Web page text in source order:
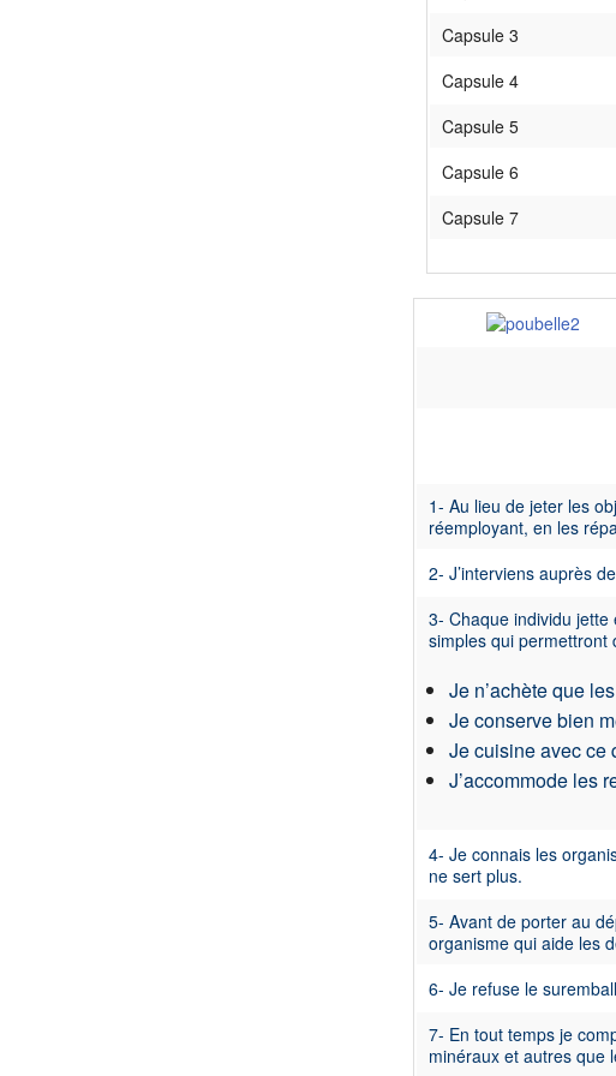
Comité des
Comité des
Dossier Retraite
Environnement
Toujours en
Capsule 3
Capsule 4
Capsule 5
Capsule 6
Capsule 7
1- Au lieu de jeter les
réemployant, en les
2- J’interviens auprès
3- Chaque individu jette
simples qui permettront
Je n’achète que
Je conserve bien
Je cuisine avec ce
J’accommode les
4- Je connais les
ne sert plus.
5- Avant de porter au
organisme qui aide les
6- Je refuse le
7- En tout temps je
minéraux et autres que